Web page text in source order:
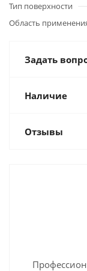
Тип поверхности
Область
Задать
Наличие
Отзывы